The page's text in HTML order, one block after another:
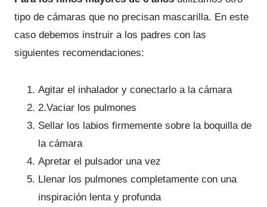
tipo de cámaras que no precisan mascarilla. En este
caso debemos instruir a los padres con las
siguientes recomendaciones:
Agitar el inhalador y conectarlo a la cámara
2.Vaciar los pulmones
Sellar los labios firmemente sobre la boquilla de
la cámara
Apretar el pulsador una vez
Llenar los pulmones completamente con una
inspiración lenta y profunda